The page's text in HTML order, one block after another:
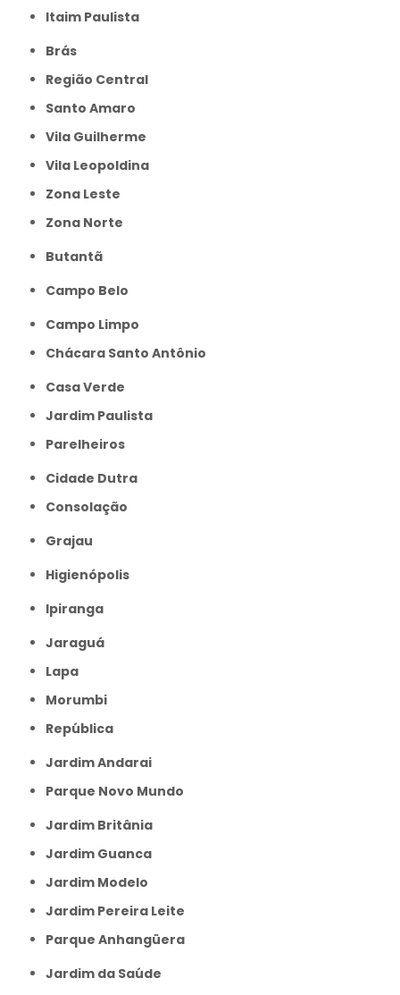
Itaim Paulista
Brás
Região Central
Santo Amaro
Vila Guilherme
Vila Leopoldina
Zona Leste
Zona Norte
Butantã
Campo Belo
Campo Limpo
Chácara Santo Antônio
Casa Verde
Jardim Paulista
Parelheiros
Cidade Dutra
Consolação
Grajau
Higienópolis
Ipiranga
Jaraguá
Lapa
Morumbi
República
Jardim Andarai
Parque Novo Mundo
Jardim Britânia
Jardim Guanca
Jardim Modelo
Jardim Pereira Leite
Parque Anhangüera
Jardim da Saúde